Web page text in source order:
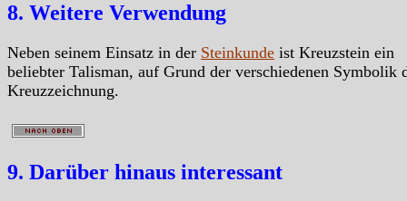
8. Weitere Verwendung
Neben seinem Einsatz in der Steinkunde ist Kreuzstein ein
beliebter Talisman, auf Grund der verschiedenen Symbolik
Kreuzzeichnung.
9. Darüber hinaus interessant